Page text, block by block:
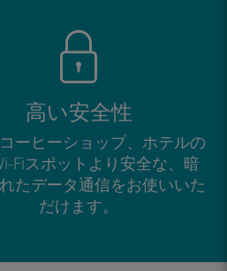
高い安全性
ーヒーショップ、ホテルの
Fiスポットより安全な、暗
たデータ通信をお使いいた
だけます。